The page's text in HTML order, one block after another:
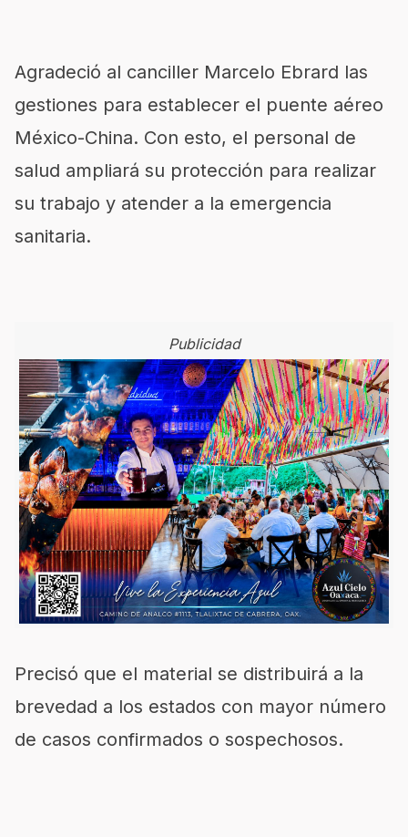
Agradeció al canciller Marcelo Ebrard las
gestiones para establecer el puente aéreo
México-China. Con esto, el personal de
salud ampliará su protección para realizar
su trabajo y atender a la emergencia
sanitaria.
Publicidad
Precisó que el material se distribuirá a la
brevedad a los estados con mayor número
de casos confirmados o sospechosos.